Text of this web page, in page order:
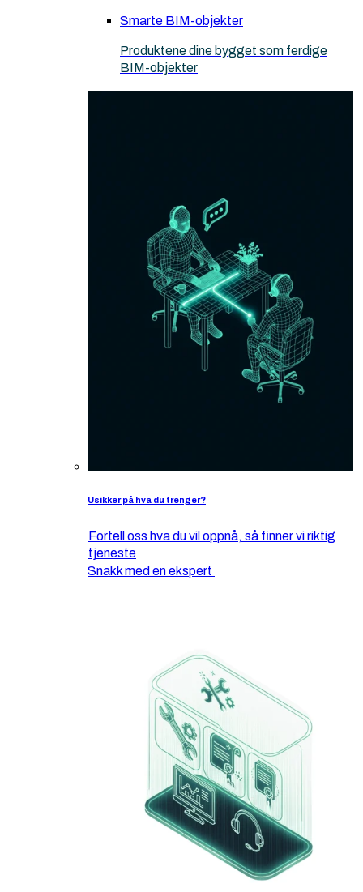
Smarte BIM-objekter
Produktene dine bygget som ferdige
BIM-objekter
Usikker på hva du trenger?
Fortell oss hva du vil oppnå, så finner vi riktig
tjeneste
Snakk med en ekspert